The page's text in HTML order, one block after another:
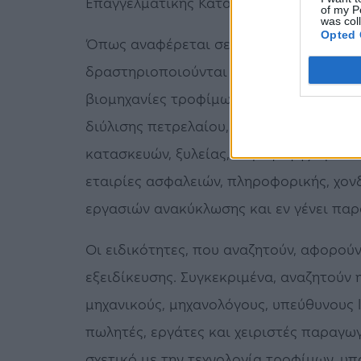
of my
was
Opted
Όπως αναφέρεται σε σχετική
δραστηριοποιούνται σε διάφορους
βιομηχανίες τροφίμων, γάλακτος,
διύλισης πετρελαίου, σωληνουργίας,
κατασκευών, ξυλείας, παραγωγής
εταιρίες ασφαλειών, πληροφορικής,
εργασιών ανακύκλωσης και εν γένει
Οι ειδικότητες, που αναζητούν,
εξειδίκευσης. Συγκεκριμένα,
μηχανικούς, μηχανολόγους,
πωλητές, εργάτες και χειριστές